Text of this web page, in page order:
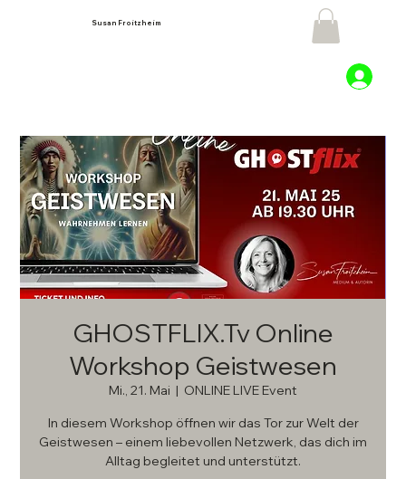
Susan Froitzheim
GHOSTFLIX.Tv Online
Workshop Geistwesen
Mi., 21. Mai
  |
ONLINE LIVE Event
In diesem Workshop öffnen wir das Tor zur Welt der
Geistwesen – einem liebevollen Netzwerk, das dich im
Alltag begleitet und unterstützt.